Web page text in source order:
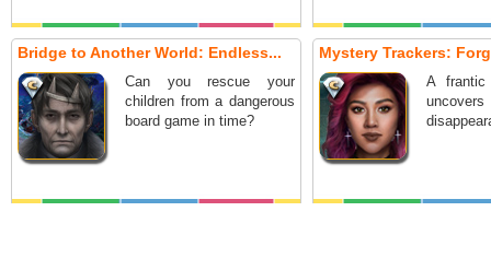
Bridge to Another World: Endless...
Can you rescue your
children from a dangerous
board game in time?
Mystery Trackers:
A frantic